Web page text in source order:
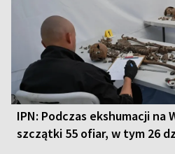
IPN: Podczas ekshumacji na
szczątki 55 ofiar, w tym 26